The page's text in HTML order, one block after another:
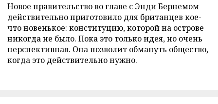
Новое правительство во главе с Энди Бернемом
действительно приготовило для британцев кое-
что новенькое: конституцию, которой на острове
никогда не было. Пока это только идея, но очень
перспективная. Она позволит обмануть общество,
когда это действительно нужно.